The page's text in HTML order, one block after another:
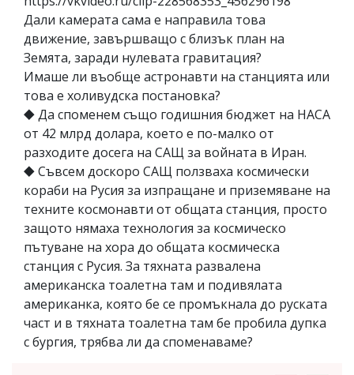
Дали камерата сама е направила това
движение, завършващо с близък план на
Земята, заради нулевата гравитация?
Имаше ли въобще астронавти на станцията или
това е холивудска постановка?
⯁ Да споменем също годишния бюджет на НАСА
от 42 млрд долара, което е по-малко от
разходите досега на САЩ за войната в Иран.
⯁ Съвсем доскоро САЩ ползваха космически
кораби на Русия за изпращане и приземяване на
техните космонавти от общата станция, просто
защото нямаха технология за космическо
пътуване на хора до общата космическа
станция с Русия. За тяхната развалена
американска тоалетна там и подивялата
американка, която бе се промъкнала до руската
част и в тяхната тоалетна там бе пробила дупка
с бургия, трябва ли да споменаваме?